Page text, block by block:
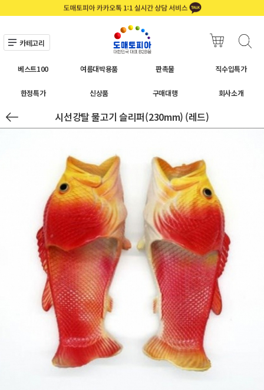
카테고리
베스트100 여름대박용품 판촉물 직수입특가
한정특가 신상품 구매대행 회사소개
시선강탈 물고기 슬리퍼(230mm) (레드)